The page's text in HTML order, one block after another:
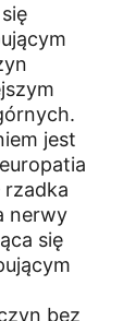
jest
rzadka
nerwy
się
bez